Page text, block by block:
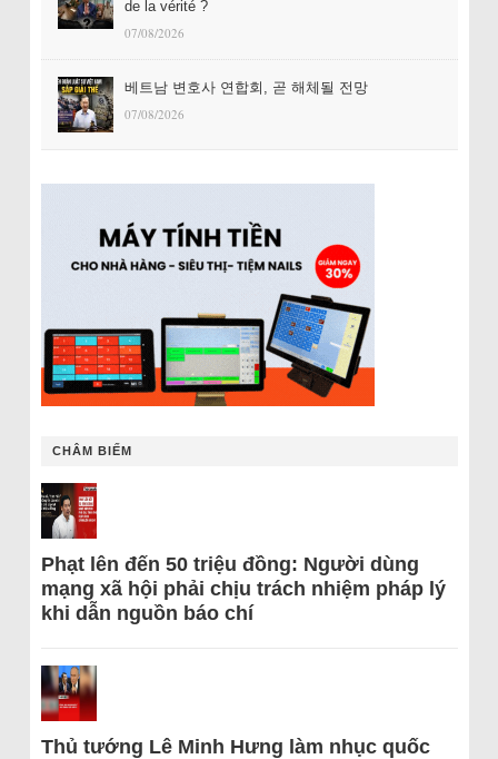
de la vérité ?
07/08/2026
베트남 변호사 연합회, 곧 해체될 전망
07/08/2026
CHÂM BIẾM
Phạt lên đến 50 triệu đồng: Người dùng
mạng xã hội phải chịu trách nhiệm pháp lý
khi dẫn nguồn báo chí
Thủ tướng Lê Minh Hưng làm nhục quốc